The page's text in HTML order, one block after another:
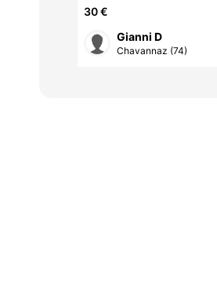
Magazines
30 €
Gianni D
Chavannaz (74)